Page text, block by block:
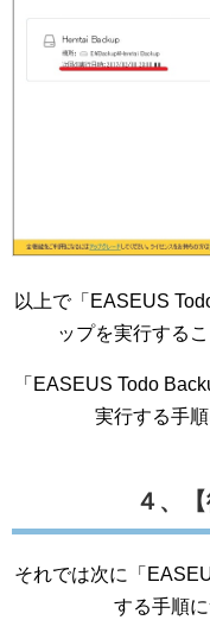
以上で「EASEUS
ップを実行する
「EASEUS Todo
実行する手
４、
それでは次に「
する手順